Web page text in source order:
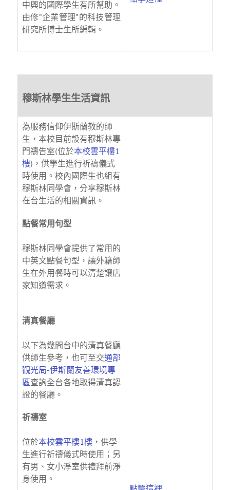
中興的國際學生有所幫助。
由修"企業管理"的科技管理
研究所博士生所編輯。
穆斯林學生生活資訊
為服務信仰伊斯蘭教的師
生，本校目前設有穆斯林專
門禱告室(位於本校雲平樓1
樓)，供學生進行祈禱儀式
時使用。校內國際生也組有
穆斯林同學會，分享穆斯林
在台生活的相關資訊。
點餐常用句型
穆斯林同學會提供了常用的
中英文點餐句型，讓外籍師
生在外用餐時可以清楚讓店
家知道需求。
清真餐廳
以下為幾間台中的清真餐廳
供師生參考，也可至交通部
觀光局-伊斯蘭友善環境專
區查詢全台各地取得清真認
證的餐廳。
祈禱室
位於本校雲平樓1樓 ，供學
生進行祈禱儀式時使用；另
有男、女小淨室供禮拜前淨
身使用。